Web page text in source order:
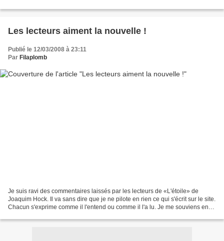
Les lecteurs aiment la nouvelle !
Publié le 12/03/2008 à 23:11
Par Filaplomb
Je suis ravi des commentaires laissés par les lecteurs de «L'étoile» de
Joaquim Hock. Il va sans dire que je ne pilote en rien ce qui s'écrit sur le site.
Chacun s'exprime comme il l'entend ou comme il l'a lu. Je me souviens en